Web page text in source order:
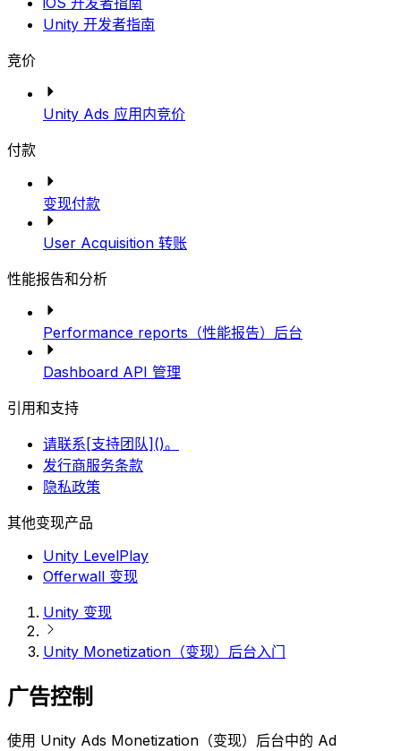
Unity 开发者指南
竞价
Unity Ads 应用内竞价
付款
变现付款
User Acquisition 转账
性能报告和分析
Performance reports（性能报告）后台
Dashboard API 管理
引用和支持
请联系[支持团队]()。
发行商服务条款
隐私政策
其他变现产品
Unity LevelPlay
Offerwall 变现
Unity 变现
Unity Monetization（变现）后台入门
广告控制
使用 Unity Ads Monetization（变现）后台中的 Ad